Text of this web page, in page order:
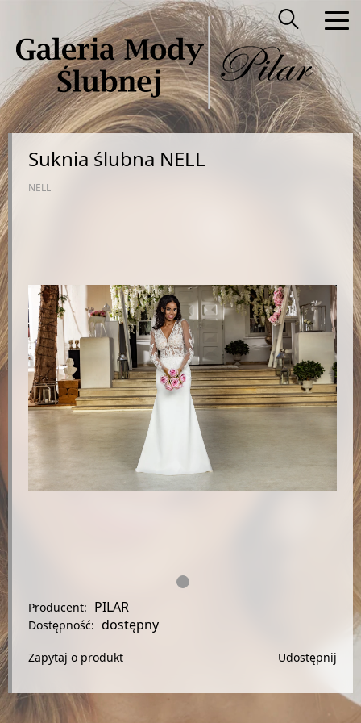
Suknia ślubna NELL
NELL
Producent: PILAR
Dostępność: dostępny
Zapytaj o produkt Udostępnij